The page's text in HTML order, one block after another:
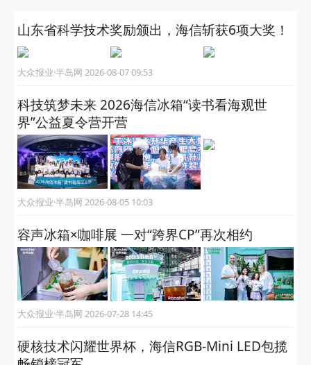
山东省科学技术奖励颁出，海信斩获6项大奖！
大众报业·半岛网 2026-08-07 09:53
科技筑梦未来 2026海信冰箱“读书看海观世
界”公益夏令营开营
大众报业·半岛网 2026-08-05 10:03
容声冰箱×咖啡展 一对“跨界CP”再次相约
大众报业·半岛网 2026-07-28 14:45
硬核技术闪耀世界杯，海信RGB-Mini LED包揽